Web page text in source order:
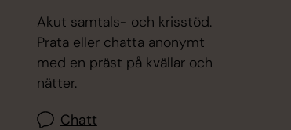
Akut samtals- och krisstöd.
Prata eller chatta anonymt
med en präst på kvällar och
nätter.
Chatt